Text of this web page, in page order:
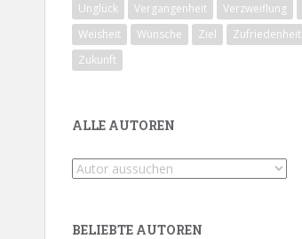
Unglück
Vergangenheit Verzweiflung
Weisheit
Wünsche Ziel
Zufriedenheit
Zukunft
ALLE AUTOREN
BELIEBTE AUTOREN